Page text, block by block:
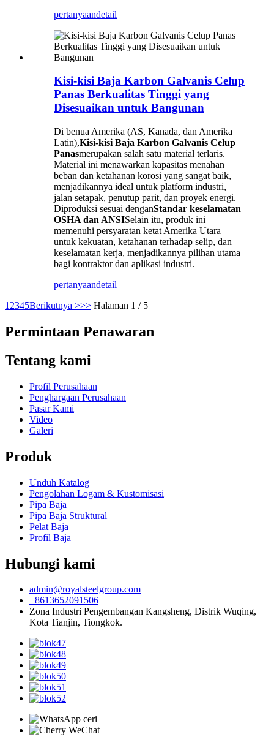
pertanyaandetail
Kisi-kisi Baja Karbon Galvanis Celup
Panas Berkualitas Tinggi yang
Disesuaikan untuk Bangunan
Di benua Amerika (AS, Kanada, dan Amerika
Latin),Kisi-kisi Baja Karbon Galvanis Celup
Panasmerupakan salah satu material terlaris.
Material ini menawarkan kapasitas menahan
beban dan ketahanan korosi yang sangat baik,
menjadikannya ideal untuk platform industri,
jalan setapak, penutup parit, dan proyek energi.
Diproduksi sesuai denganStandar keselamatan
OSHA dan ANSISelain itu, produk ini
memenuhi persyaratan ketat Amerika Utara
untuk kekuatan, ketahanan terhadap selip, dan
keselamatan kerja, menjadikannya pilihan utama
bagi kontraktor dan aplikasi industri.
pertanyaandetail
1 2345Berikutnya >>> Halaman 1 / 5
Permintaan Penawaran
Tentang kami
Profil Perusahaan
Penghargaan Perusahaan
Pasar Kami
Video
Galeri
Produk
Unduh Katalog
Pengolahan Logam & Kustomisasi
Pipa Baja
Pipa Baja Struktural
Pelat Baja
Profil Baja
Hubungi kami
admin@royalsteelgroup.com
+8613652091506
Zona Industri Pengembangan Kangsheng, Distrik Wuqing,
Kota Tianjin, Tiongkok.